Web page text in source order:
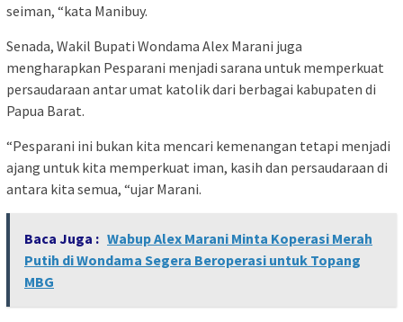
seiman, “kata Manibuy.
Senada, Wakil Bupati Wondama Alex Marani juga
mengharapkan Pesparani menjadi sarana untuk memperkuat
persaudaraan antar umat katolik dari berbagai kabupaten di
Papua Barat.
“Pesparani ini bukan kita mencari kemenangan tetapi menjadi
ajang untuk kita memperkuat iman, kasih dan persaudaraan di
antara kita semua, “ujar Marani.
Baca Juga : Wabup Alex Marani Minta Koperasi Merah
Putih di Wondama Segera Beroperasi untuk Topang
MBG